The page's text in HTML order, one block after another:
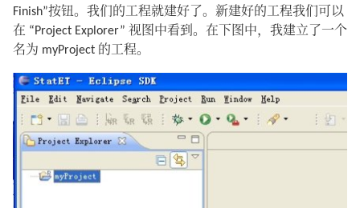
Finish”按钮。我们的工程就建好了。新建好的工程我们可以
在 “Project Explorer” 视图中看到。在下图中，我建立了一个
名为 myProject 的工程。